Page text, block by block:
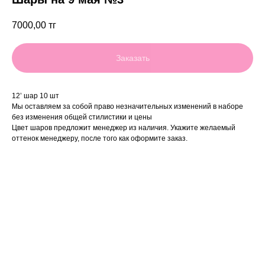
7000,00 тг
Заказать
12’ шар 10 шт
Мы оставляем за собой право незначительных изменений в наборе
без изменения общей стилистики и цены
Цвет шаров предложит менеджер из наличия. Укажите желаемый
оттенок менеджеру, после того как оформите заказ.